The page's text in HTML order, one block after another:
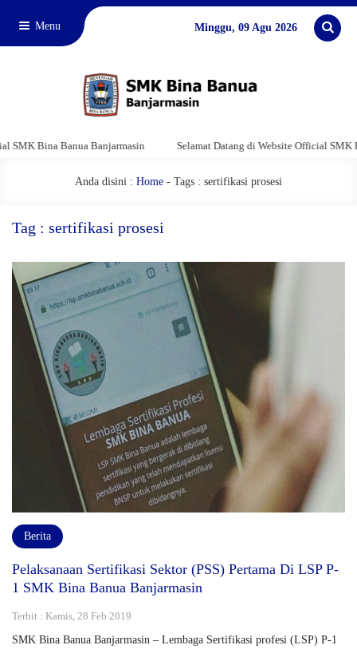
Menu Minggu, 09 Agu 2026
Bina Banua Banjarmasin Selamat Datang di Website Official SMK
Anda disini : Home - Tags : sertifikasi prosesi
Tag : sertifikasi prosesi
Berita
Pelaksanaan Sertifikasi Sektor (PSS) Pertama Di LSP P-
1 SMK Bina Banua Banjarmasin
Terbit : Kamis, 28 Feb 2019
SMK Bina Banua Banjarmasin – Lembaga Sertifikasi profesi (LSP) P-1